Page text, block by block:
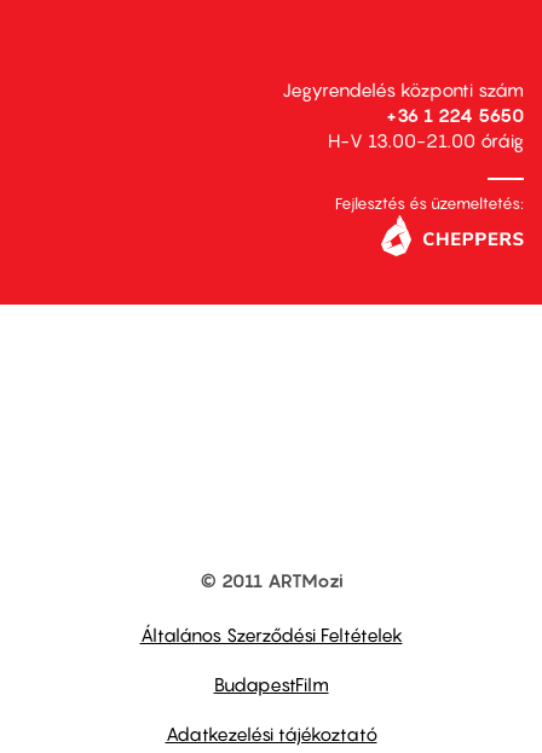
Jegyrendelés központi szám
+36 1 224 5650
H-V 13.00-21.00 óráig
Fejlesztés és üzemeltetés:
© 2011 ARTMozi
Általános Szerződési Feltételek
BudapestFilm
Adatkezelési tájékoztató